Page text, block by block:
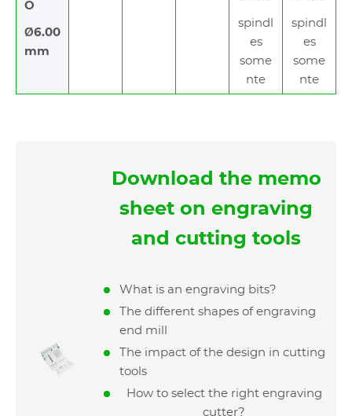
O
Ø6.00
mm
spindl
es
some
nte
spindl
es
some
nte
Download the memo
sheet on engraving
and cutting tools
What is an engraving bits?
The different shapes of engraving
end mill
The impact of the design in cutting
tools
How to select the right engraving
cutter?